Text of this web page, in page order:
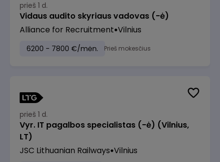
prieš 1 d.
Vidaus audito skyriaus vadovas (-ė)
Alliance for Recruitment Vilnius
6200 - 7800 €/mėn. Prieš mokesčius
prieš 1 d.
Vyr. IT pagalbos specialistas (-ė) (Vilnius,
LT)
JSC Lithuanian Railways Vilnius